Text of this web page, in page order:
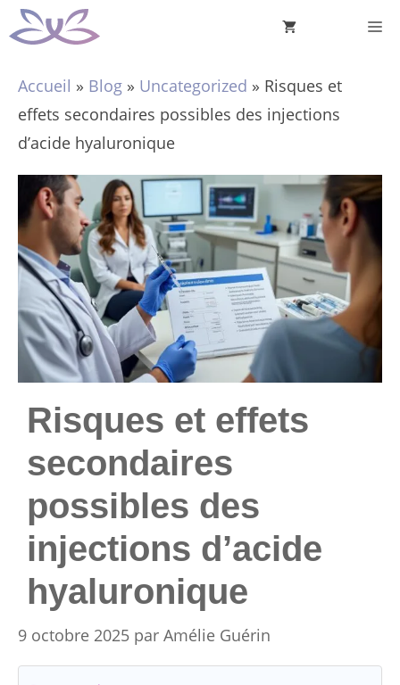
Aller
au
Accueil » Blog » Uncategorized » Risques et
effets secondaires possibles des injections
d’acide hyaluronique
Risques et effets
secondaires
possibles des
injections d’acide
hyaluronique
9 octobre 2025 par Amélie Guérin